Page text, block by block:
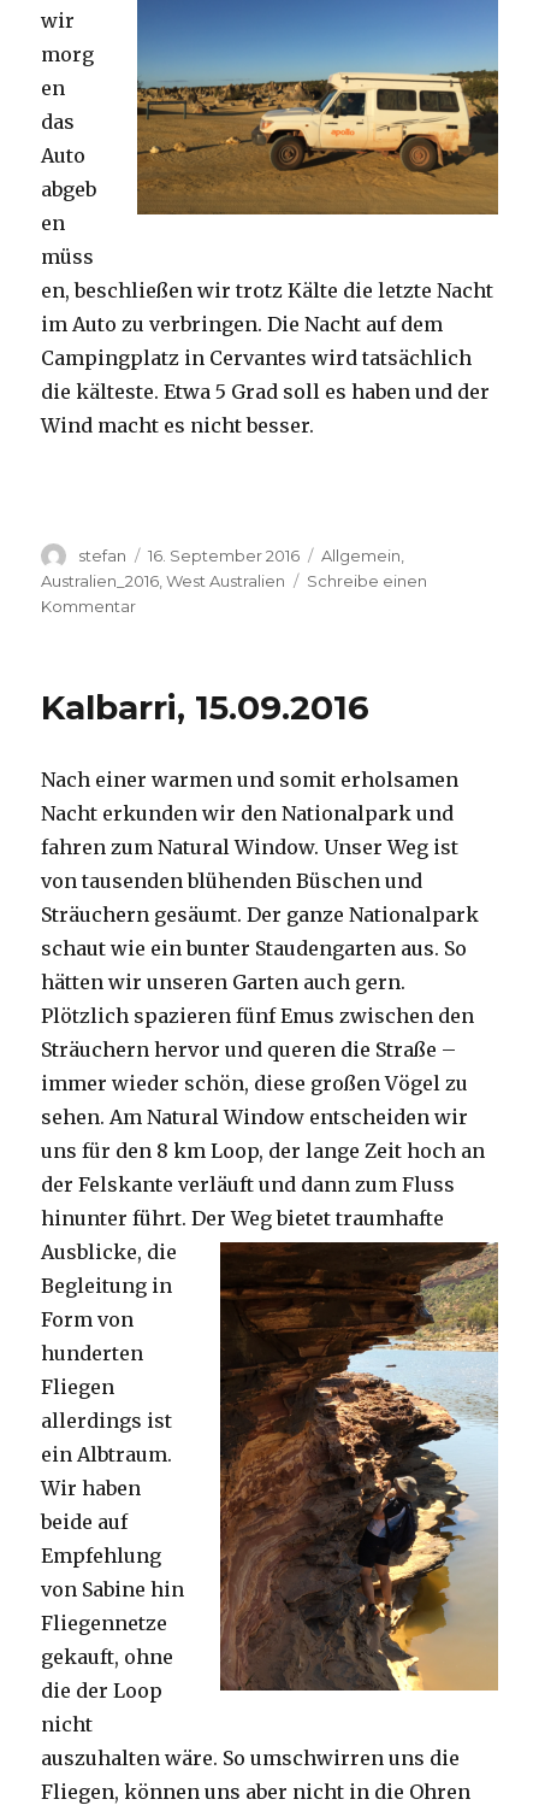
wir
morg
en
das
Auto
abgeb
en
müss
en, beschließen wir trotz Kälte die letzte Nacht
im Auto zu verbringen. Die Nacht auf dem
Campingplatz in Cervantes wird tatsächlich
die kälteste. Etwa 5 Grad soll es haben und der
Wind macht es nicht besser.
Autor
stefan
Veröffentlicht
am
16. September 2016 Kategorien
Allgemein
Australien_2016 ,West Australien
Schreibe einen
Kommentarzu
Kalbarri, 15.09.2016
Nach einer warmen und somit erholsamen
Nacht erkunden wir den Nationalpark und
fahren zum Natural Window. Unser Weg ist
von tausenden blühenden Büschen und
Sträuchern gesäumt. Der ganze Nationalpark
schaut wie ein bunter Staudengarten aus. So
hätten wir unseren Garten auch gern.
Plötzlich spazieren fünf Emus zwischen den
Sträuchern hervor und queren die Straße –
immer wieder schön, diese großen Vögel zu
sehen. Am Natural Window entscheiden wir
uns für den 8 km Loop, der lange Zeit hoch an
der Felskante verläuft und dann zum Fluss
hinunter führt. Der Weg bietet traumhafte
Ausblicke, die
Begleitung in
Form von
hunderten
Fliegen
allerdings ist
ein Albtraum.
Wir haben
beide auf
Empfehlung
von Sabine hin
Fliegennetze
gekauft, ohne
die der Loop
nicht
auszuhalten wäre. So umschwirren uns die
Fliegen, können uns aber nicht in die Ohren